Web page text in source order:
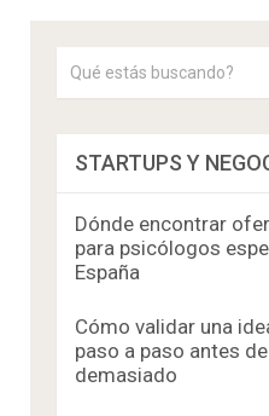
STARTUPS Y
Dónde encontrar
para psicólogos
España
Cómo validar una
paso a paso antes
demasiado